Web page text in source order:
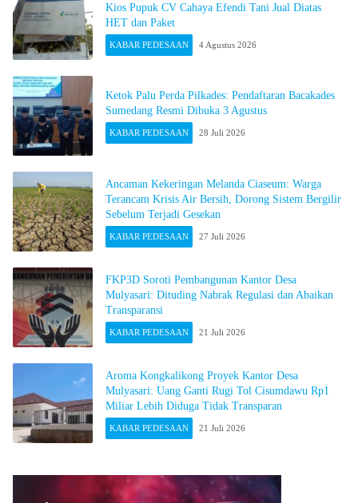
Kios Pupuk CV Cahaya Efendi Tani Jual Diatas
HET dan Paket
KABAR PEDESAAN 4 Agustus 2026
Ketok Palu Perda Pilkades: Pendaftaran Bacakades
Sumedang Resmi Dibuka 3 Agustus
KABAR PEDESAAN 28 Juli 2026
Ancaman Kekeringan Melanda Ciaseum: Warga
Terancam Krisis Air Bersih, Dorong Sistem Bergilir
Sebelum Terjadi Gesekan
KABAR PEDESAAN 27 Juli 2026
FKP3D Soroti Pembangunan Kantor Desa
Mulyasari: Dituding Nabrak Regulasi dan Abaikan
Transparansi
KABAR PEDESAAN 21 Juli 2026
Aroma Kongkalikong Proyek Kantor Desa
Mulyasari: Uang Ganti Rugi Tol Cisumdawu Rp1
Miliar Lebih Diduga Tidak Transparan
KABAR PEDESAAN 21 Juli 2026